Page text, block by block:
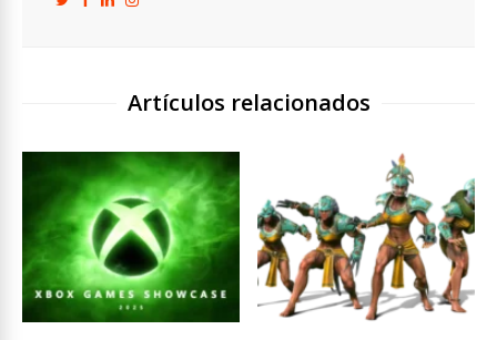
Artículos relacionados